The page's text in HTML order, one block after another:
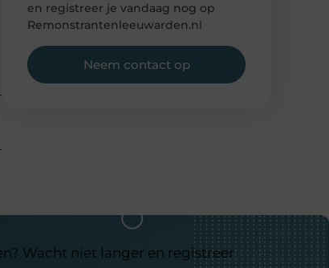
en registreer je vandaag nog op
Remonstrantenleeuwarden.nl
Neem contact op
Wacht niet langer en registreer